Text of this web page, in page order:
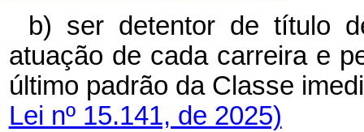
b) ser detentor de título
atuação de cada carreira e
último padrão da Classe
Lei nº 15.141, de 2025)